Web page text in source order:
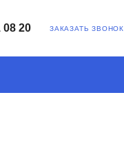
08 20 ЗАКАЗАТЬ ЗВОНОК